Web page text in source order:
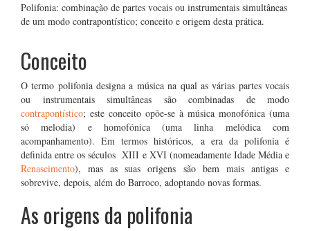
Polifonia: combinação de partes vocais ou instrumentais simultâneas
de um modo contrapontístico; conceito e origem desta prática.
Conceito
O termo polifonia designa a música na qual as várias partes vocais
ou instrumentais simultâneas são combinadas de modo
contrapontístico; este conceito opõe-se à música monofónica (uma
só melodia) e homofónica (uma linha melódica com
acompanhamento). Em termos históricos, a era da polifonia é
definida entre os séculos XIII e XVI (nomeadamente Idade Média e
Renascimento), mas as suas origens são bem mais antigas e
sobrevive, depois, além do Barroco, adoptando novas formas.
As origens da polifonia